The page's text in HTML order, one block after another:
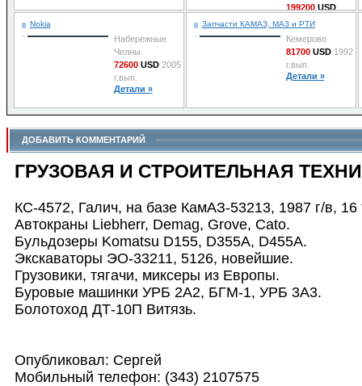
199200USD
2006 г.вып.
Детали »
Nokia
Набережные
Челны
72600USD2005
г.вып.
Детали »
Запчасти КАМАЗ, МАЗ и РТИ
Кемерово
81700USD1992
г.вып.
Детали »
ДОБАВИТЬ КОММЕНТАРИЙ
ГРУЗОВАЯ И СТРОИТЕЛЬНАЯ
КС-4572, Галич, на базе КамАЗ-53213, 1987 г/в, 16
Автокраны Liebherr, Demag, Grove, Cato.
Бульдозеры Komatsu D155, D355A, D455A.
Экскаваторы ЭО-33211, 5126, новейшие.
Грузовики, тягачи, миксеры из Европы.
Буровые машинки УРБ 2А2, БГМ-1, УРБ 3А3.
Болотоход ДТ-10П Витязь.
Опубликовал: Сергей
Мобильный телефон: (343) 2107575